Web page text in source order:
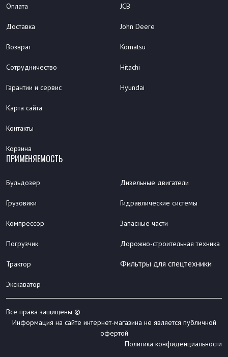
Оплата
Доставка
Возврат
Сотрудничество
Гарантии и сервис
Карта сайта
Контакты
Корзина
JCB
John Deere
Komatsu
Hitachi
Hyundai
ПРИМЕНЯЕМОСТЬ
Бульдозер
Грузовики
Компрессор
Погрузчик
Трактор
Экскаватор
Дизельные двигатели
Гидравлические системы
Запасные части
Дорожно-строительная техника
Фильтры для спецтехники
Все права защищены ©
Информация на сайте интернет-магазина не является публичной
офертой
Политика конфиденциальности